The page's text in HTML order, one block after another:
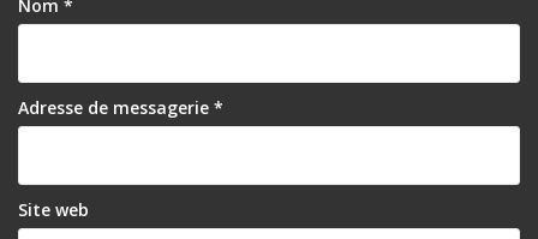
Nom *
Adresse de messagerie *
Site web